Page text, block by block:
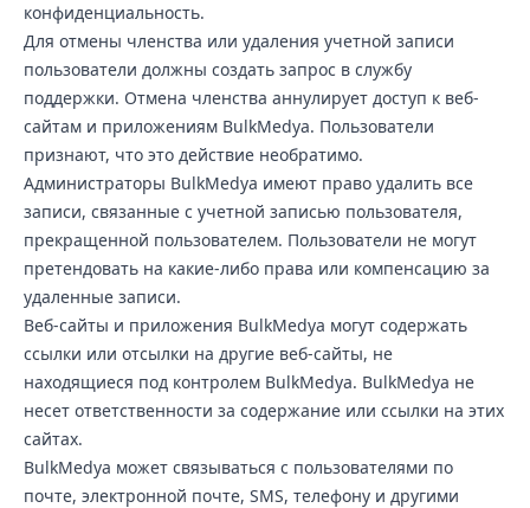
конфиденциальность.
Для отмены членства или удаления учетной записи
пользователи должны создать запрос в службу
поддержки. Отмена членства аннулирует доступ к веб-
сайтам и приложениям BulkMedya. Пользователи
признают, что это действие необратимо.
Администраторы BulkMedya имеют право удалить все
записи, связанные с учетной записью пользователя,
прекращенной пользователем. Пользователи не могут
претендовать на какие-либо права или компенсацию за
удаленные записи.
Веб-сайты и приложения BulkMedya могут содержать
ссылки или отсылки на другие веб-сайты, не
находящиеся под контролем BulkMedya. BulkMedya не
несет ответственности за содержание или ссылки на этих
сайтах.
BulkMedya может связываться с пользователями по
почте, электронной почте, SMS, телефону и другими